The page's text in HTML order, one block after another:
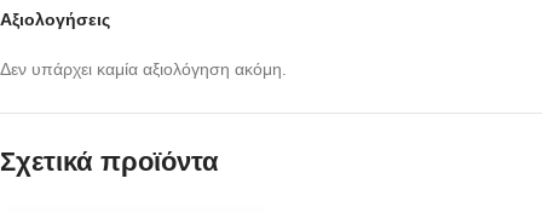
Αξιολογήσεις
Δεν υπάρχει καμία αξιολόγηση ακόμη.
Σχετικά προϊόντα